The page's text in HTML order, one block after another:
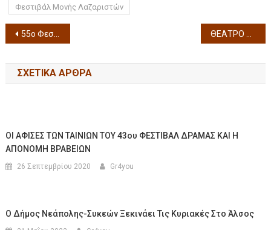
Φεστιβάλ Μονής Λαζαριστών
55ο Φεστιβάλ Ολύμπου ΕΙΚΑΣΤΙΚΕΣ ΕΚΘΕΣΕΙΣ 2026 Εγκαίνια στις 5 Ιουλίου και ώρα 21:30 στο Κέντρο Μεσογειακών Ψηφιδωτών Δίου ΘΕΑΤΡΟ ΔΑΣΟΥΣ «ΠΡΙΝ και ΜΕΤΑ – τα παιδιά» την Δευτέρα 13 Ιουλίου 2026
ΣΧΕΤΙΚΆ ΆΡΘΡΑ
ΟΙ ΑΦΙΣΕΣ ΤΩΝ ΤΑΙΝΙΩΝ ΤΟΥ 43ου ΦΕΣΤΙΒΑΛ ΔΡΑΜΑΣ ΚΑΙ Η
ΑΠΟΝΟΜΗ ΒΡΑΒΕΙΩΝ
26 Σεπτεμβρίου 2020 Gr4you
Ο Δήμος Νεάπολης-Συκεών Ξεκινάει Τις Κυριακές Στο Άλσος